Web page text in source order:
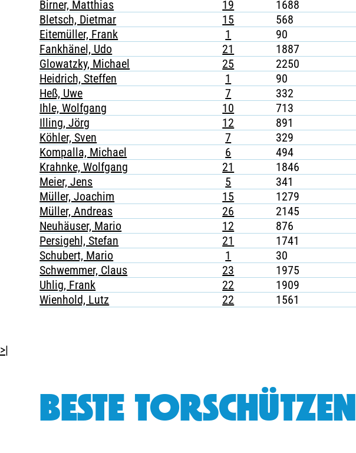
Birner, Matthias
19 1688
Bletsch, Dietmar
15 568
Eitemüller, Frank
1 90
Fankhänel, Udo
21 1887
Glowatzky, Michael
25 2250
Heidrich, Steffen
1 90
Heß, Uwe
7 332
Ihle, Wolfgang
10 713
Illing, Jörg
12 891
Köhler, Sven
7 329
Kompalla, Michael
6 494
Krahnke, Wolfgang
21 1846
Meier, Jens
5 341
Müller, Joachim
15 1279
Müller, Andreas
26 2145
Neuhäuser, Mario
12 876
Persigehl, Stefan
21 1741
Schubert, Mario
1 30
Schwemmer, Claus
23 1975
Uhlig, Frank
22 1909
Wienhold, Lutz
22 1561
>|
BESTE TORSCHÜTZEN